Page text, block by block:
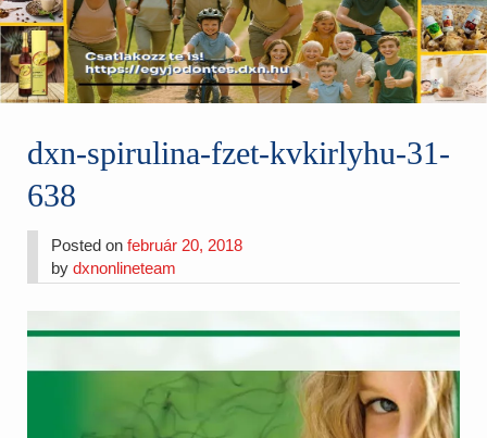
dxn-spirulina-fzet-kvkirlyhu-31-
638
Posted onfebruár 20, 2018
bydxnonlineteam